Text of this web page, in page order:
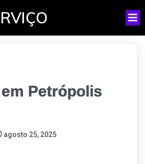
Petrópolis
agosto 25, 2025